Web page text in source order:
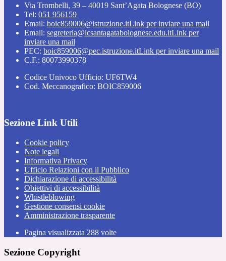
Via Trombelli, 39 – 40019 Sant’Agata Bolognese (BO)
Tel: 051 956159
Email: boic859006@istruzione.itLink per inviare una mail
Email: segreteria@icsantagatabolognese.edu.itLink per
inviare una mail
PEC: boic859006@pec.istruzione.itLink per inviare una mail
C.F.: 80073990378
Codice Univoco Ufficio: UF6TW4
Cod. Meccanografico: BOIC859006
Sezione Link Utili
Cookie policy
Note legali
Informativa Privacy
Ufficio Relazioni con il Pubblico
Dichiarazione di accessibilità
Obiettivi di accessibilità
Whistleblowing
Gestione consensi cookie
Amministrazione trasparente
Pagina visualizzata 288 volte
Sezione Copyright